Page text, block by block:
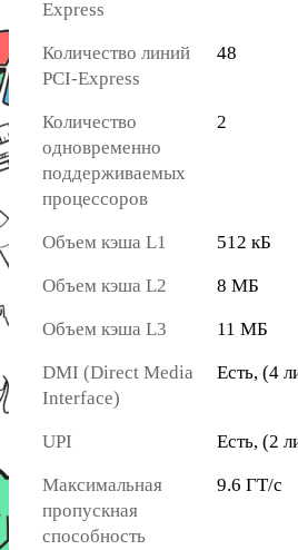
Express
Количество линий
PCI-Express
48
Количество
одновременно
поддерживаемых
процессоров
2
Объем кэша L1 512 кБ
Объем кэша L2 8 МБ
Объем кэша L3 11 МБ
DMI (Direct Media
Interface)
Есть, (4
UPI Есть, (2
Максимальная
пропускная
способность
9.6 ГТ/с